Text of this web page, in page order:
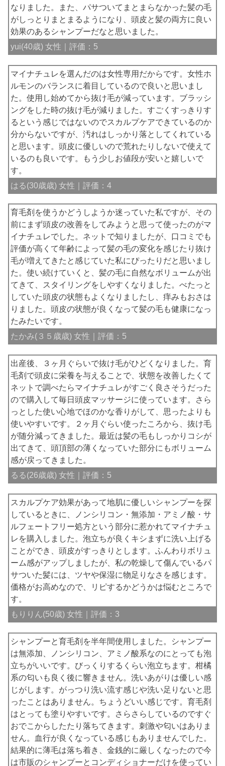
なりました。また、パサついてまとまらなかった髪の毛
がしっとりまとまるようになり、頭皮と髪の両方に良い
効果のあるシャンプーだなと思いました。
yui(40歳) 女性｜評価：5
マイナチュレを選んだのは女性専用だからです。女性ホ
ルモンのバランスに着目しているので良いと思いまし
た。使用し始めてから抜け毛が減っています。ブラッシ
ングをした時の抜け毛が減りました。すごくすっきりす
るという感じではないのでスカルプケアできているのか
分からないですが、汚れはしっかり落としてくれている
と思います。頭皮に優しいので荒れたりしないで使えて
いるのも良いです。もう少しお値段が安いと嬉しいで
す。
はる(30歳歳) 女性｜評価：4
育毛剤を使うかどうしようか迷っていた私ですが、その
前にまず頭皮の改善をしてみようと思って使ったのがマ
イナチュレでした。ネットで知りましたが、口コミでも
評価が高くて年齢によって髪の毛の変化を感じたり抜け
毛が増えてきたと感じていた私にぴったりだと思いまし
た。使い続けていくと、髪の毛に自然なボリュームが出
てきて、スタイリングをしやすくなりました。べたっと
していた頭皮の状態もよくなりましたし、痒みもおさは
りました。頭皮の状態が良くなって髪の毛も健康になっ
たみたいです。
たかみ(３５歳歳) 女性｜評価：5
出産後、３ヶ月ぐらいで抜け毛がひどくなりました。育
毛剤で頭皮に栄養を与えることで、状態を改善したくて
ネットで調べたらマイナチュレがすごく良さそうだった
ので購入して毎日頭皮マッサージに使っています。さら
っとした使い心地でほのかな香りがして、思ったよりも
使いやすいです。２ヶ月ぐらい使ったころから、抜け毛
が随分減ってきました。最近は髪の毛もしっかりコシが
出てきて、頭頂部の薄くなっていた部分にもボリューム
感が戻ってきました。
るる(26歳歳) 女性｜評価：5
スカルプケア効果があって地肌に優しいシャンプーを探
しているときに、ノンシリコン・無添加・アミノ酸・サ
ルフェートフリー処方という部分に惹かれてマイナチュ
レを購入しました。泡立ちが良くキシまずに洗い上げる
ことができ、頭皮がすっきりとします。ふんわりボリュ
ーム感がアップしましたが、私の乾燥して傷んでいるパ
サついた髪には、ツヤや保湿に物足りなさを感じます。
価格がお高めなので、リピするかどうかは悩むところで
す。
もりりん(50歳) 女性｜評価：3
シャンプーと育毛剤を半年間使用しました。シャンプー
は無添加、ノンシリコン、アミノ酸系なのにとっても泡
立ちがいいです。びっくりするくらい泡立ちます。柑橘
系の匂いも良く後に響きません。洗いあがりは優しい感
じがします。がっつり洗い流す感じや洗い足りないと思
ったことはありません。ちょうどいい感じです。育毛剤
はとっても塗りやすいです。さらさらしているのですぐ
おでこからしたたり落ちてきます。刺激や匂いはありま
せん。血行が良くなっている感じもありませんでした。
結果的に薄毛は落ち着き、金銭的に厳しくなったので今
は市販のシャンプーとコンディショナーだけを使ってい